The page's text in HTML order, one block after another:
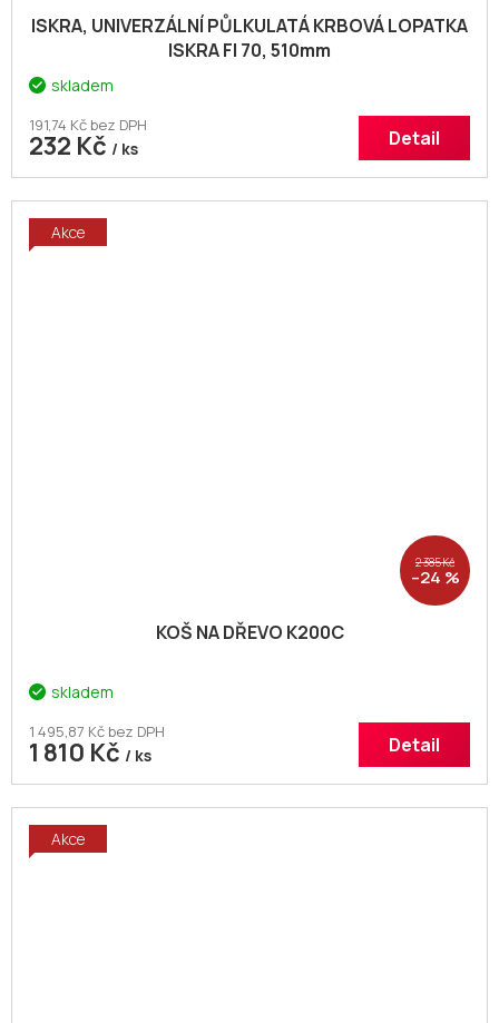
ISKRA, UNIVERZÁLNÍ PŮLKULATÁ KRBOVÁ LOPATKA
ISKRA FI 70, 510mm
skladem
191,74 Kč bez DPH
232 Kč / ks Detail
Akce
2 385 Kč
–24 %
KOŠ NA DŘEVO K200C
skladem
1 495,87 Kč bez DPH
1 810 Kč / ks Detail
Akce